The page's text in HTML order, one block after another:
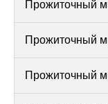
Прожиточный
Прожиточный
Прожиточный